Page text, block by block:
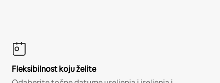
Fleksibilnost koju želite